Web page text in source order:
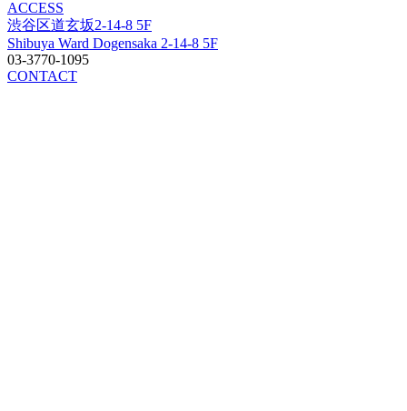
ACCESS
渋谷区道玄坂2-14-8 5F
Shibuya Ward Dogensaka 2-14-8 5F
03-3770-1095
CONTACT